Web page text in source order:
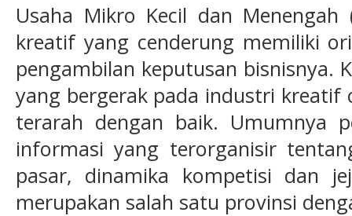
Usaha Mikro Kecil dan
kreatif yang cenderung memiliki
pengambilan keputusan bisnisnya.
yang bergerak pada industri kreatif
terarah dengan baik. Umumnya
informasi yang terorganisir
pasar, dinamika kompetisi dan
merupakan salah satu provinsi